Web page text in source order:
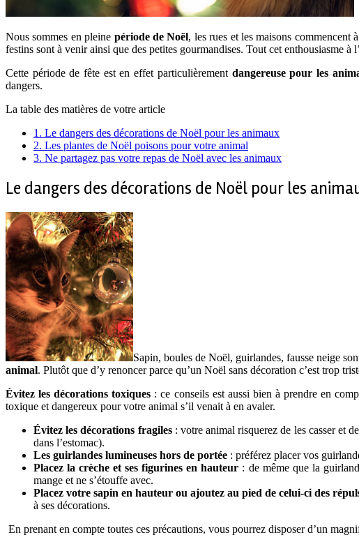
Nous sommes en pleine période de Noël, les rues et les maisons
festins sont à venir ainsi que des petites gourmandises. Tout cet enthousiasme
Cette période de fête est en effet particulièrement dangereuse pour les
dangers.
La table des matières de votre article
1. Le dangers des décorations de Noël pour les animaux
2. Les plantes de Noël poisons pour votre animal
3. Ne partagez pas votre repas de Noël avec les animaux
Le dangers des décorations de Noël pour les
Sapin, boules de Noël, guirlandes, fausse neige
animal. Plutôt que d’y renoncer parce qu’un Noël sans décoration c’est trop
Évitez les décorations toxiques : ce conseils est aussi bien à prendre en
toxique et dangereux pour votre animal s’il venait à en avaler.
Évitez les décorations fragiles: votre animal risquerez de les casser et
dans l’estomac).
Les guirlandes lumineuses hors de portée : préférez placer vos
Placez la crèche et ses figurines en hauteur : de même que la
mange et ne s’étouffe avec.
Placez votre sapin en hauteur ou ajoutez au pied de celui-ci des
à ses décorations.
En prenant en compte toutes ces précautions, vous pourrez disposer d’un